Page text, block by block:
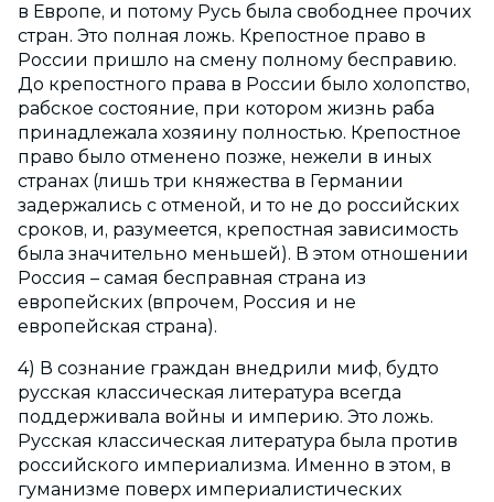
в Европе, и потому Русь была свободнее прочих
стран. Это полная ложь. Крепостное право в
России пришло на смену полному бесправию.
До крепостного права в России было холопство,
рабское состояние, при котором жизнь раба
принадлежала хозяину полностью. Крепостное
право было отменено позже, нежели в иных
странах (лишь три княжества в Германии
задержались с отменой, и то не до российских
сроков, и, разумеется, крепостная зависимость
была значительно меньшей). В этом отношении
Россия – самая бесправная страна из
европейских (впрочем, Россия и не
европейская страна).
4) В сознание граждан внедрили миф, будто
русская классическая литература всегда
поддерживала войны и империю. Это ложь.
Русская классическая литература была против
российского империализма. Именно в этом, в
гуманизме поверх империалистических